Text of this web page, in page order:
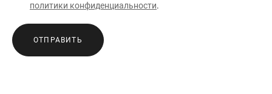
политики конфиденциальности.
ОТПРАВИТЬ